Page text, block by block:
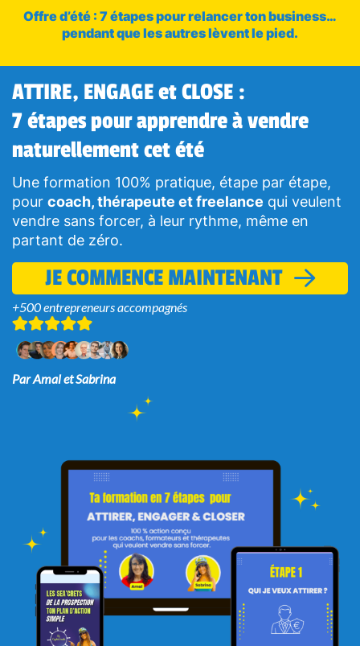
Offre d’été : 7 étapes pour relancer ton business…
pendant que les autres lèvent le pied.
ATTIRE, ENGAGE et CLOSE :
7 étapes pour apprendre à vendre
naturellement cet été
Une formation 100% pratique, étape par étape,
pour coach, thérapeute et freelance qui veulent
vendre sans forcer, à leur rythme, même en
partant de zéro.
JE COMMENCE MAINTENANT
+500 entrepreneurs accompagnés
Par Amal et Sabrina